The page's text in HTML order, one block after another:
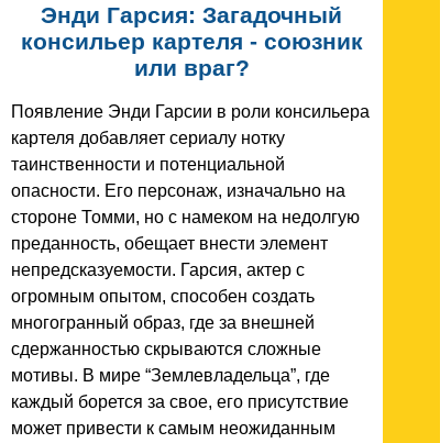
Энди Гарсия: Загадочный
консильер картеля - союзник
или враг?
Появление Энди Гарсии в роли консильера
картеля добавляет сериалу нотку
таинственности и потенциальной
опасности. Его персонаж, изначально на
стороне Томми, но с намеком на недолгую
преданность, обещает внести элемент
непредсказуемости. Гарсия, актер с
огромным опытом, способен создать
многогранный образ, где за внешней
сдержанностью скрываются сложные
мотивы. В мире “Землевладельца”, где
каждый борется за свое, его присутствие
может привести к самым неожиданным